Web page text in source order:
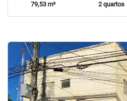
79,53 m² 2 quartos